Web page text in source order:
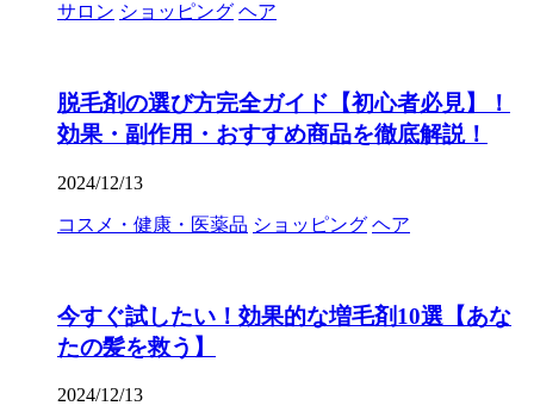
サロン ショッピング ヘア
脱毛剤の選び方完全ガイド【初心者必見】！
効果・副作用・おすすめ商品を徹底解説！
2024/12/13
コスメ・健康・医薬品 ショッピング ヘア
今すぐ試したい！効果的な増毛剤10選【あな
たの髪を救う】
2024/12/13